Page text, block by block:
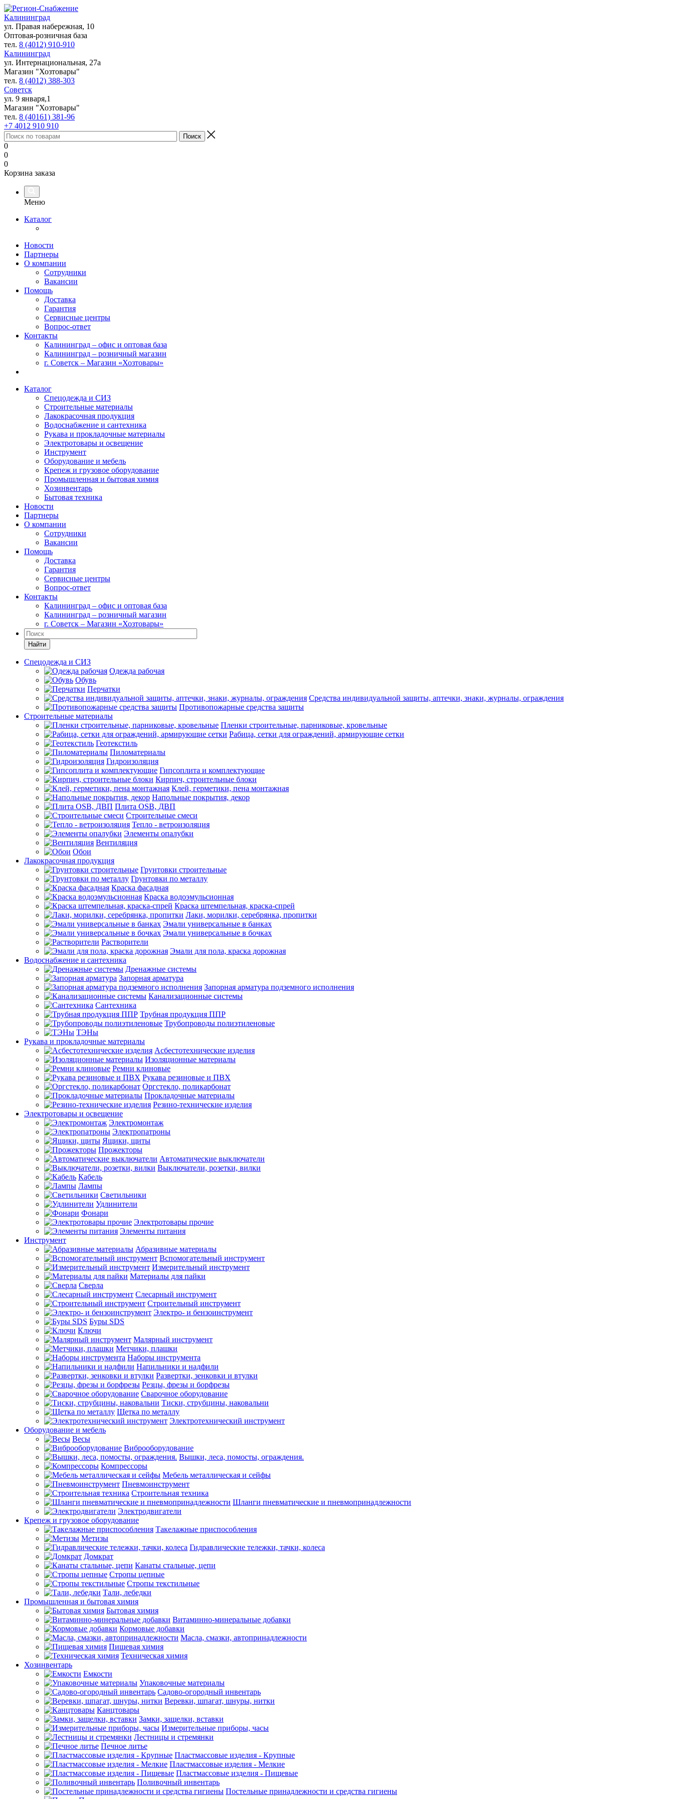
Калининград
ул. Правая набережная, 10
Оптовая-розничная база
тел. 8 (4012) 910-910
Калининград
ул. Интернациональная, 27а
Магазин "Хозтовары"
тел. 8 (4012) 388-303
Советск
ул. 9 января,1
Магазин "Хозтовары"
тел. 8 (40161) 381-96
+7 4012 910 910
0
0
0
Корзина заказа
Меню
Каталог
Новости
Партнеры
О компании
Сотрудники
Вакансии
Помощь
Доставка
Гарантия
Сервисные центры
Вопрос-ответ
Контакты
Калининград – офис и оптовая база
Калининград – розничный магазин
г. Советск – Магазин «Хозтовары»
Каталог
Спецодежда и СИЗ
Строительные материалы
Лакокрасочная продукция
Водоснабжение и сантехника
Рукава и прокладочные материалы
Электротовары и освещение
Инструмент
Оборудование и мебель
Крепеж и грузовое оборудование
Промышленная и бытовая химия
Хозинвентарь
Бытовая техника
Новости
Партнеры
О компании
Сотрудники
Вакансии
Помощь
Доставка
Гарантия
Сервисные центры
Вопрос-ответ
Контакты
Калининград – офис и оптовая база
Калининград – розничный магазин
г. Советск – Магазин «Хозтовары»
Найти
Спецодежда и СИЗ
Одежда рабочая
Обувь
Перчатки
Средства индивидуальной защиты, аптечки, знаки, журналы, ограждения
Противопожарные средства защиты
Строительные материалы
Пленки строительные, парниковые, кровельные
Рабица, сетки для ограждений, армирующие сетки
Геотекстиль
Пиломатериалы
Гидроизоляция
Гипсоплита и комплектующие
Кирпич, строительные блоки
Клей, герметики, пена монтажная
Напольные покрытия, декор
Плита OSB, ДВП
Строительные смеси
Тепло - ветроизоляция
Элементы опалубки
Вентиляция
Обои
Лакокрасочная продукция
Грунтовки строительные
Грунтовки по металлу
Краска фасадная
Краска водоэмульсионная
Краска штемпельная, краска-спрей
Лаки, морилки, серебрянка, пропитки
Эмали универсальные в банках
Эмали универсальные в бочках
Растворители
Эмали для пола, краска дорожная
Водоснабжение и сантехника
Дренажные системы
Запорная арматура
Запорная арматура подземного исполнения
Канализационные системы
Сантехника
Трубная продукция ППР
Трубопроводы полиэтиленовые
ТЭНы
Рукава и прокладочные материалы
Асбестотехнические изделия
Изоляционные материалы
Ремни клиновые
Рукава резиновые и ПВХ
Оргстекло, поликарбонат
Прокладочные материалы
Резино-технические изделия
Электротовары и освещение
Электромонтаж
Электропатроны
Ящики, щиты
Прожекторы
Автоматические выключатели
Выключатели, розетки, вилки
Кабель
Лампы
Светильники
Удлинители
Фонари
Электротовары прочие
Элементы питания
Инструмент
Абразивные материалы
Вспомогательный инструмент
Измерительный инструмент
Материалы для пайки
Сверла
Слесарный инструмент
Строительный инструмент
Электро- и бензоинструмент
Буры SDS
Ключи
Малярный инструмент
Метчики, плашки
Наборы инструмента
Напильники и надфили
Развертки, зенковки и втулки
Резцы, фрезы и борфрезы
Сварочное оборудование
Тиски, струбцины, наковальни
Щетка по металлу
Электротехнический инструмент
Оборудование и мебель
Весы
Виброоборудование
Вышки, леса, помосты, ограждения.
Компрессоры
Мебель металлическая и сейфы
Пневмоинструмент
Строительная техника
Шланги пневматические и пневмопринадлежности
Электродвигатели
Крепеж и грузовое оборудование
Такелажные приспособления
Метизы
Гидравлические тележки, тачки, колеса
Домкрат
Канаты стальные, цепи
Стропы цепные
Стропы текстильные
Тали, лебедки
Промышленная и бытовая химия
Бытовая химия
Витаминно-минеральные добавки
Кормовые добавки
Масла, смазки, автопринадлежности
Пищевая химия
Техническая химия
Хозинвентарь
Емкости
Упаковочные материалы
Садово-огородный инвентарь
Веревки, шпагат, шнуры, нитки
Канцтовары
Замки, защелки, вставки
Измерительные приборы, часы
Лестницы и стремянки
Печное литье
Пластмассовые изделия - Крупные
Пластмассовые изделия - Мелкие
Пластмассовые изделия - Пищевые
Поливочный инвентарь
Постельные принадлежности и средства гигиены